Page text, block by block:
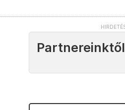
Partnereinktől